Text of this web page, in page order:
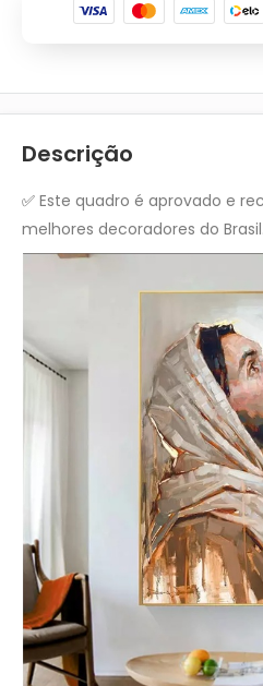
Descrição
✅ Este quadro é aprovado e
melhores decoradores do Brasil.